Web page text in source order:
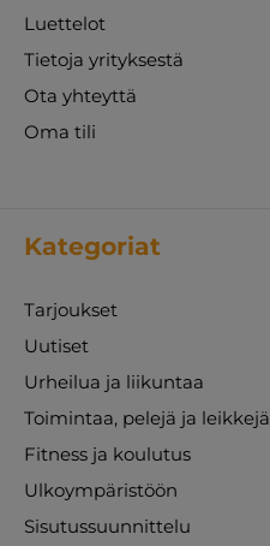
Luettelot
Tietoja yrityksestä
Ota yhteyttä
Oma tili
Kategoriat
Tarjoukset
Uutiset
Urheilua ja liikuntaa
Toimintaa, pelejä ja leikkejä
Fitness ja koulutus
Ulkoympäristöön
Sisutussuunnittelu